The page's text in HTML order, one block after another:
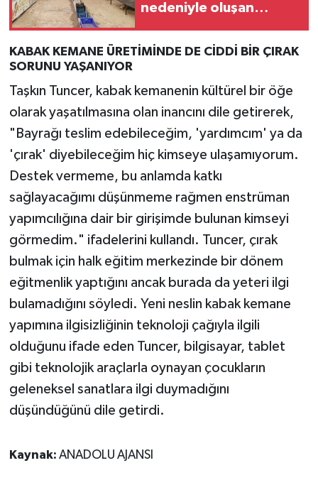
nedeniyle oluşan
esnaf, işin bir an önce
KABAK KEMANE ÜRETİMİNDE DE CİDDİ BİR ÇIRAK
SORUNU YAŞANIYOR
Taşkın Tuncer, kabak kemanenin kültürel bir öğe
olarak yaşatılmasına olan inancını dile getirerek,
"Bayrağı teslim edebileceğim, 'yardımcım' ya da
'çırak' diyebileceğim hiç kimseye ulaşamıyorum.
Destek vermeme, bu anlamda katkı
sağlayacağımı düşünmeme rağmen enstrüman
yapımcılığına dair bir girişimde bulunan kimseyi
görmedim." ifadelerini kullandı. Tuncer, çırak
bulmak için halk eğitim merkezinde bir dönem
eğitmenlik yaptığını ancak burada da yeteri ilgi
bulamadığını söyledi. Yeni neslin kabak kemane
yapımına ilgisizliğinin teknoloji çağıyla ilgili
olduğunu ifade eden Tuncer, bilgisayar, tablet
gibi teknolojik araçlarla oynayan çocukların
geleneksel sanatlara ilgi duymadığını
düşündüğünü dile getirdi.​​​​​​​
Kaynak: ANADOLU AJANSI